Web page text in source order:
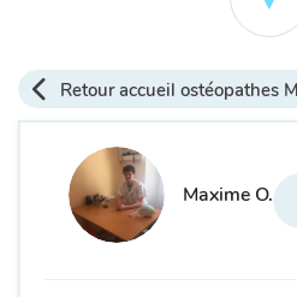
Retour accueil ostéopathes
Maxime O.